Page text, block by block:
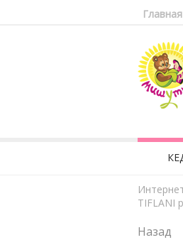
Главная
TIFLANI
Назад